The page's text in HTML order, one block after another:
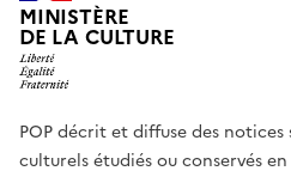
MINISTÈRE
DE LA CULTURE
POP décrit et diffuse des
culturels étudiés ou conservés